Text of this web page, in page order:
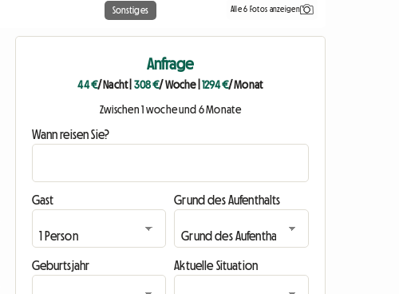
Sonstiges Alle 6 Fotos anzeigen
Anfrage
44 €/ Nacht| 308 €/ Woche|1294 €/ Monat
Zwischen 1 woche und 6 Monate
Wann reisen Sie?
Gast Grund des Aufenthalts
Geburtsjahr Aktuelle Situation